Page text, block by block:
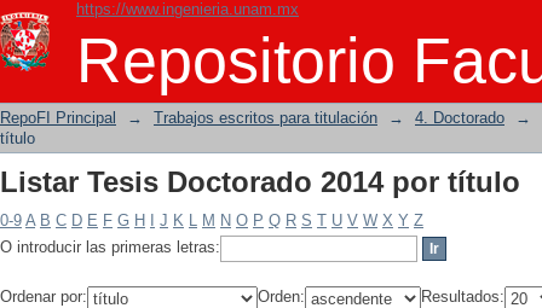
https://www.ingenieria.unam.mx
Repositorio
Listar Tesis Doctorado 2014 por título
RepoFI Principal → Trabajos escritos para titulación → 4. Doctorado
→
título
Listar Tesis Doctorado 2014 por título
0-9 A B C D E F G H J K L M N O P Q R S T U V W X Y Z
O introducir las primeras letras:
Ordenar por: Orden: Resultados: